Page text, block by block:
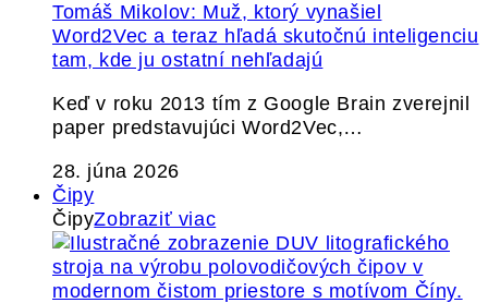
Tomáš Mikolov: Muž, ktorý vynašiel
Word2Vec a teraz hľadá skutočnú inteligenciu
tam, kde ju ostatní nehľadajú
Keď v roku 2013 tím z Google Brain zverejnil
paper predstavujúci Word2Vec,…
28. júna 2026
Čipy
ČipyZobraziť viac